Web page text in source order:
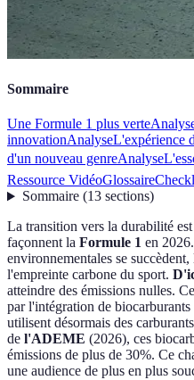
Sommaire
Une Formule 1 plus verte
innovationAnalyseL'expérience
d'un nouveau genreAnalyse
Ressource VidéoGlossaire
Sommaire(13 sections)
La transition vers la durabilité
façonnent la Formule 1 en
environnementales se
l'empreinte carbone du sport.
atteindre des émissions nulles.
par l'intégration de
utilisent désormais des
de l'ADEME (2026), ces
émissions de plus de 30%. Ce
une audience de plus en plus